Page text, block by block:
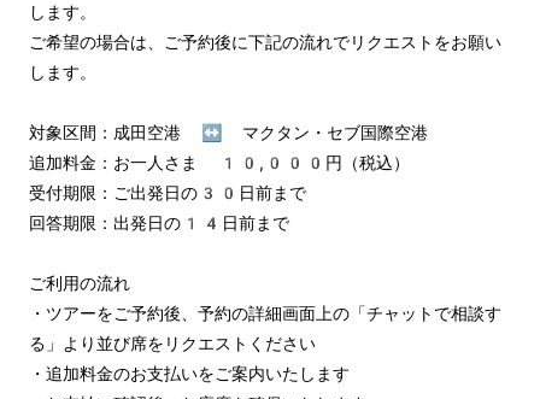
します。
ご希望の場合は、ご予約後に下記の流れでリクエストをお願い
します。
対象区間：成田空港 ↔︎ マクタン・セブ国際空港
追加料金：お一人さま 10,000円（税込）
受付期限：ご出発日の30日前まで
回答期限：出発日の14日前まで
ご利用の流れ
・ツアーをご予約後、予約の詳細画面上の「チャットで相談す
る」より並び席をリクエストください
・追加料金のお支払いをご案内いたします